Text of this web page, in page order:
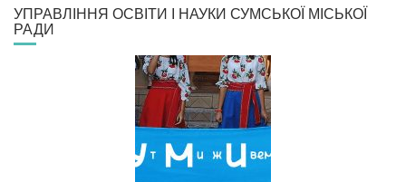
УПРАВЛІННЯ ОСВІТИ І НАУКИ СУМСЬКОЇ МІСЬКОЇ
РАДИ